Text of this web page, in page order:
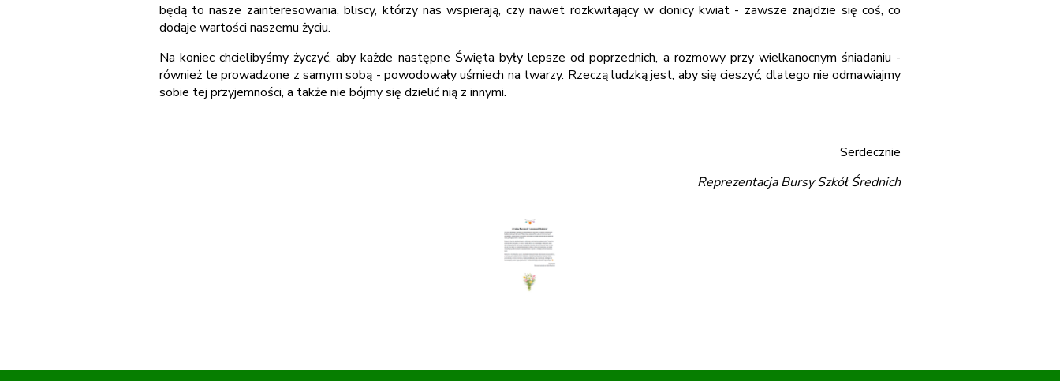
będą to nasze zainteresowania, bliscy, którzy nas wspierają, czy nawet rozkwitający w donicy kwiat - zawsze znajdzie się coś, co
dodaje wartości naszemu życiu.
Na koniec chcielibyśmy życzyć, aby każde następne Święta były lepsze od poprzednich, a rozmowy przy wielkanocnym śniadaniu -
również te prowadzone z samym sobą - powodowały uśmiech na twarzy. Rzeczą ludzką jest, aby się cieszyć, dlatego nie odmawiajmy
sobie tej przyjemności, a także nie bójmy się dzielić nią z innymi.
Serdecznie
Reprezentacja Bursy Szkół Średnich